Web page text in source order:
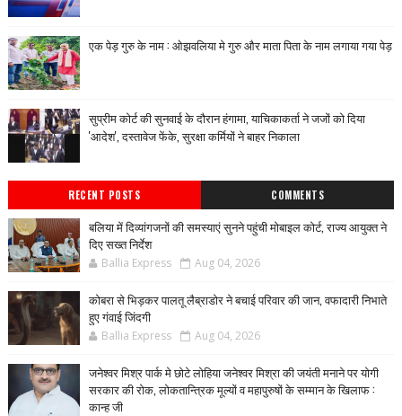
एक पेड़ गुरु के नाम : ओझवलिया मे गुरु और माता पिता के नाम लगाया गया पेड़
सुप्रीम कोर्ट की सुनवाई के दौरान हंगामा, याचिकाकर्ता ने जजों को दिया
'आदेश', दस्तावेज फेंके, सुरक्षा कर्मियों ने बाहर निकाला
RECENT POSTS COMMENTS
बलिया में दिव्यांगजनों की समस्याएं सुनने पहुंची मोबाइल कोर्ट, राज्य आयुक्त ने
दिए सख्त निर्देश
Ballia Express Aug 04, 2026
कोबरा से भिड़कर पालतू लैब्राडोर ने बचाई परिवार की जान, वफादारी निभाते
हुए गंवाई जिंदगी
Ballia Express Aug 04, 2026
जनेश्वर मिश्र पार्क मे छोटे लोहिया जनेश्वर मिश्रा की जयंती मनाने पर योगी
सरकार की रोक, लोकतान्त्रिक मूल्यों व महापुरुषों के सम्मान के खिलाफ :
कान्ह जी